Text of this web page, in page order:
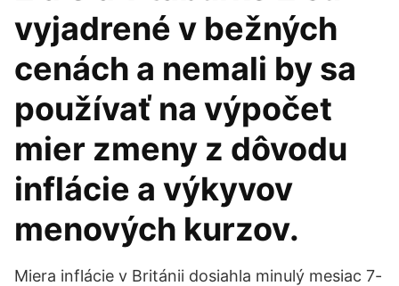
vyjadrené v bežných
cenách a nemali by sa
používať na výpočet
mier zmeny z dôvodu
inflácie a výkyvov
menových kurzov.
Miera inflácie v Británii dosiahla minulý mesiac 7-